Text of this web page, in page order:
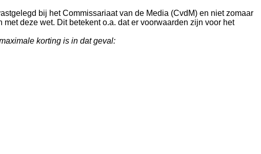
bij het Commissariaat van de Media (CvdM) en niet zomaar
deze wet. Dit betekent o.a. dat er voorwaarden zijn voor het
korting is in dat geval: